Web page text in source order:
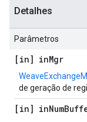
Detalhes
Parâmetros
[in] inMgr
de geração de
[in] inNum